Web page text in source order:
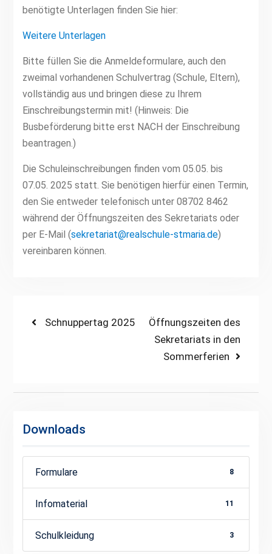
benötigte Unterlagen finden Sie hier:
Weitere Unterlagen
Bitte füllen Sie die Anmeldeformulare, auch den
zweimal vorhandenen Schulvertrag (Schule, Eltern),
vollständig aus und bringen diese zu Ihrem
Einschreibungstermin mit! (Hinweis: Die
Busbeförderung bitte erst NACH der Einschreibung
beantragen.)
Die Schuleinschreibungen finden vom 05.05. bis
07.05. 2025 statt. Sie benötigen hierfür einen Termin,
den Sie entweder telefonisch unter 08702 8462
während der Öffnungszeiten des Sekretariats oder
per E-Mail (sekretariat@realschule-stmaria.de)
vereinbaren können.
Beitragsnavigation
Previous
Schnuppertag 2025
Next
post:
Öffnungszeiten des
Sekretariats in den
Sommerferien
Downloads
Formulare 8
Infomaterial 11
Schulkleidung 3